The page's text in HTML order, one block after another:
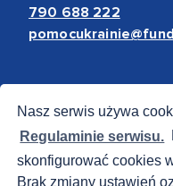
Nasz serwis używa
Regulaminie serwisu.
skonfigurować cookies
Brak zmiany ustawień
790 688 222
Bezpieczne płatności